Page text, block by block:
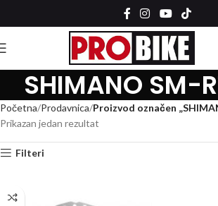
SHIMANO SM-
Početna Prodavnica Proizvod označen
Prikazan jedan rezultat
Filteri